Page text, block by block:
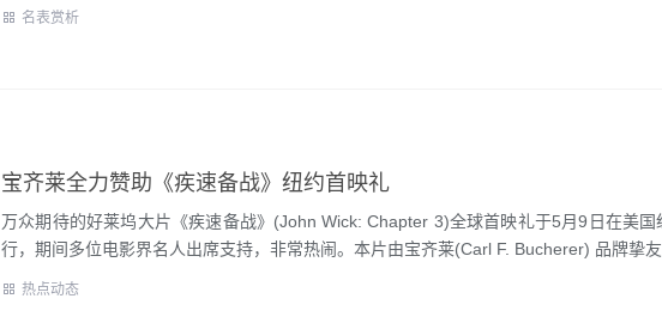
名表赏析
宝齐莱全力赞助《疾速备战》纽约首映礼
万众期待的好莱坞大片《疾速备战》(John Wick: Chapter 3)全球首映礼于5月9日在美国
行，期间多位电影界名人出席支持，非常热闹。本片由宝齐莱(Carl F. Bucherer) 品牌挚友
热点动态